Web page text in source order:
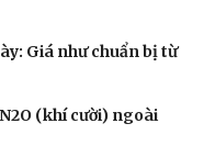
Giá như chuẩn bị từ
(khí cười) ngoài